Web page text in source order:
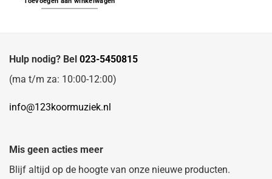
Hulp nodig? Bel 023-5450815
(ma t/m za: 10:00-12:00)
info@123koormuziek.nl
Mis geen acties meer
Blijf altijd op de hoogte van onze nieuwe producten.